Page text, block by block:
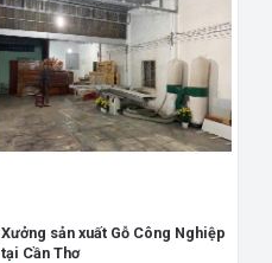
Xưởng sản xuất Gỗ Công Nghiệp
tại Cần Thơ